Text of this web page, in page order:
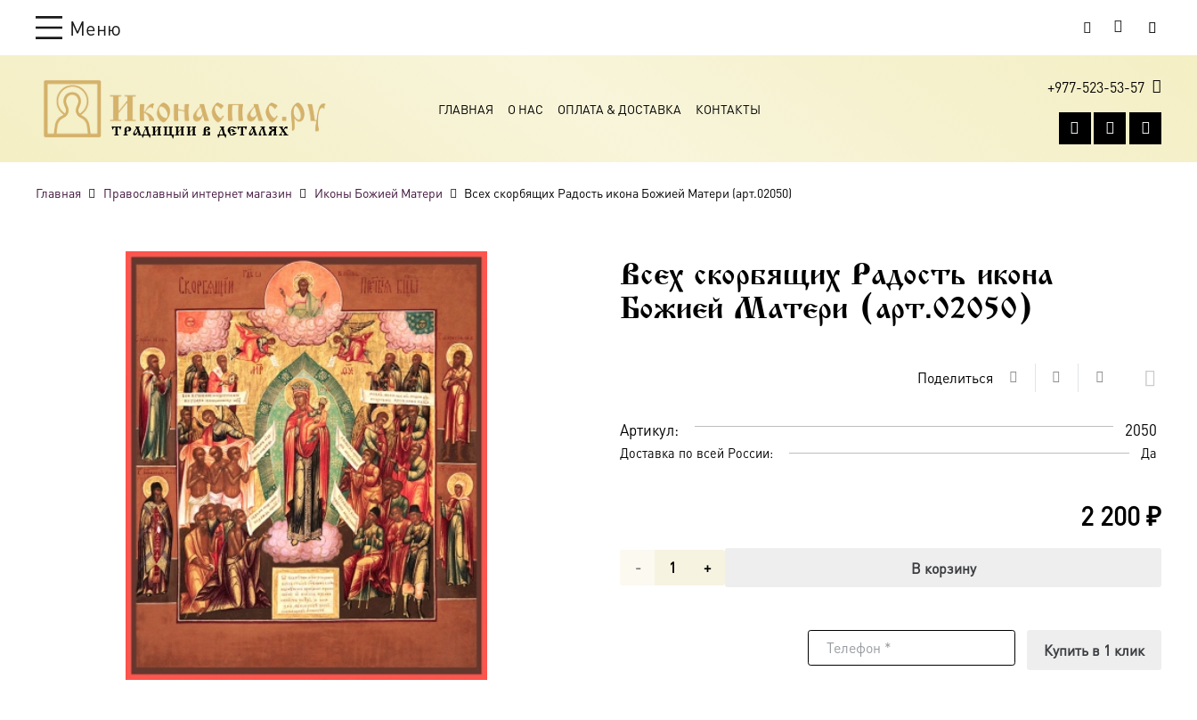
Меню
ТРАДИЦИИ В ДЕТАЛЯХ
ГЛАВНАЯ О НАС ОПЛАТА & ДОСТАВКА КОНТАКТЫ
+977-523-53-57
Главная Православный интернет магазин Иконы Божией Матери Всех скорбящих Радость икона Божией Матери (арт.02050)
Всех скорбящих Радость икона
Божией Матери (арт.02050)
Поделиться
Артикул: 2050
Доставка по всей России: Да
2 200₽
Количество
В корзину
Купить в 1 клик